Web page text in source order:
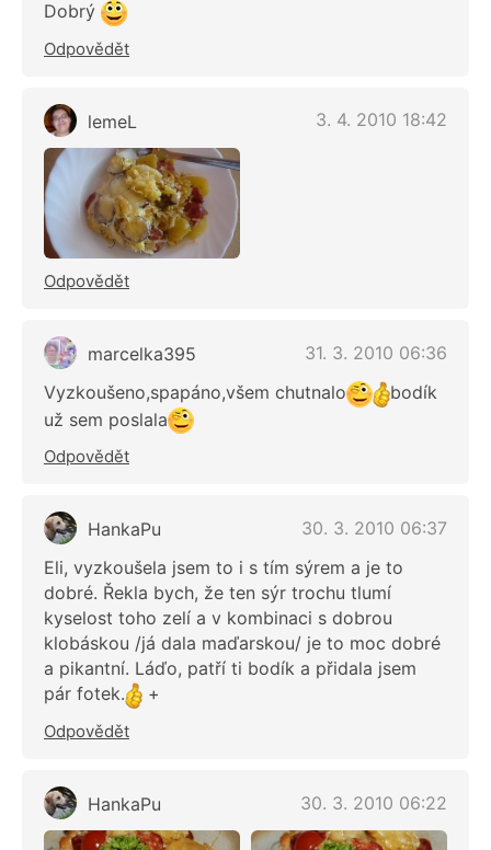
Dobrý
Odpovědět
lemeL 3. 4. 2010 18:42
Odpovědět
marcelka395
31. 3. 2010 06:36
Vyzkoušeno,spapáno,všem chutnalo
bodík
už sem poslala
Odpovědět
HankaPu
30. 3. 2010 06:37
Eli, vyzkoušela jsem to i s tím sýrem a je to
dobré. Řekla bych, že ten sýr trochu tlumí
kyselost toho zelí a v kombinaci s dobrou
klobáskou /já dala maďarskou/ je to moc dobré
a pikantní. Láďo, patří ti bodík a přidala jsem
pár fotek.
+
Odpovědět
HankaPu 30. 3. 2010 06:22